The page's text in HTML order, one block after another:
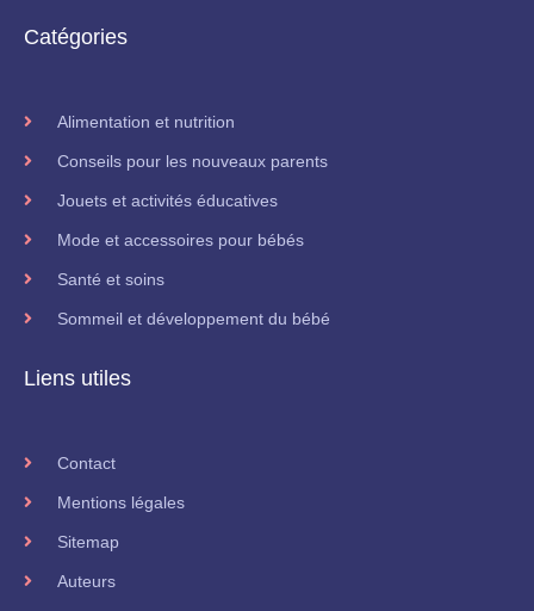
Catégories
Alimentation et nutrition
Conseils pour les nouveaux parents
Jouets et activités éducatives
Mode et accessoires pour bébés
Santé et soins
Sommeil et développement du bébé
Liens utiles
Contact
Mentions légales
Sitemap
Auteurs